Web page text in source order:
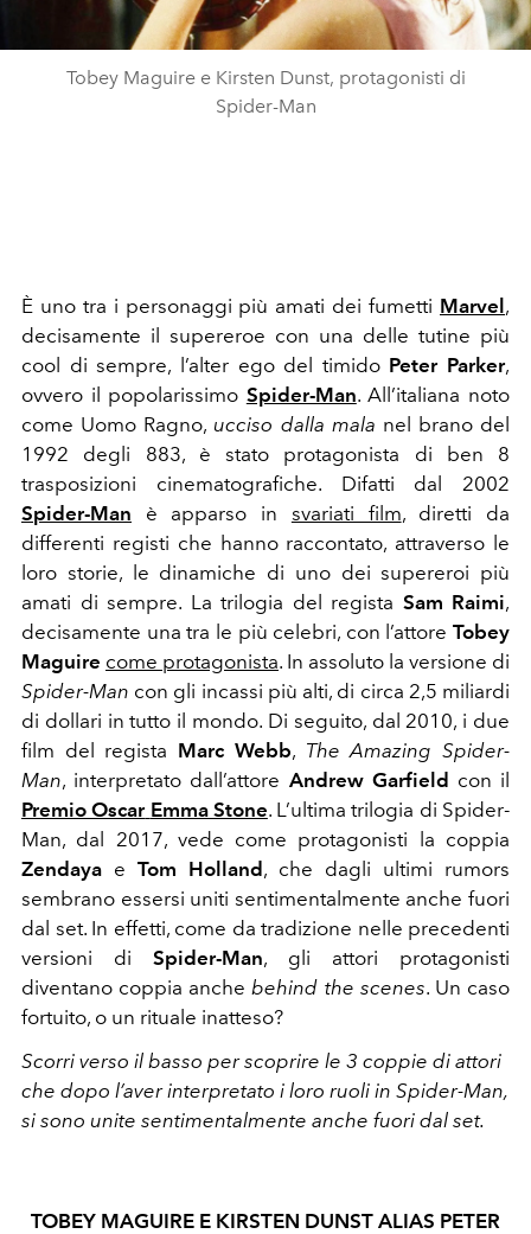
Tobey Maguire e Kirsten Dunst, protagonisti di
Spider-Man
È uno tra i personaggi più amati dei fumetti Marvel ,
decisamente il supereroe con una delle tutine più
cool di sempre, l’alter ego del timido Peter Parker,
ovvero il popolarissimo Spider-Man. All’italiana noto
come Uomo Ragno, ucciso dalla mala nel brano del
1992 degli 883, è stato protagonista di ben 8
trasposizioni cinematografiche. Difatti dal 2002
Spider-Man è apparso in svariati film, diretti da
differenti registi che hanno raccontato, attraverso le
loro storie, le dinamiche di uno dei supereroi più
amati di sempre. La trilogia del regista Sam Raimi,
decisamente una tra le più celebri, con l’attore Tobey
Maguire come protagonista. In assoluto la versione di
Spider-Man con gli incassi più alti, di circa 2,5 miliardi
di dollari in tutto il mondo. Di seguito, dal 2010, i due
film del regista Marc Webb, The Amazing Spider-
Man, interpretato dall’attore Andrew Garfield con il
Premio Oscar Emma Stone. L’ultima trilogia di Spider-
Man, dal 2017, vede come protagonisti la coppia
Zendaya e Tom Holland , che dagli ultimi rumors
sembrano essersi uniti sentimentalmente anche fuori
dal set. In effetti, come da tradizione nelle precedenti
versioni di Spider-Man, gli attori protagonisti
diventano coppia anchebehind the scenes. Un caso
fortuito, o un rituale inatteso?
Scorri verso il basso per scoprire le 3 coppie di attori
che dopo l’aver interpretato i loro ruoli in Spider-Man,
si sono unite sentimentalmente anche fuori dal set.
TOBEY MAGUIRE E KIRSTEN DUNST ALIAS PETER